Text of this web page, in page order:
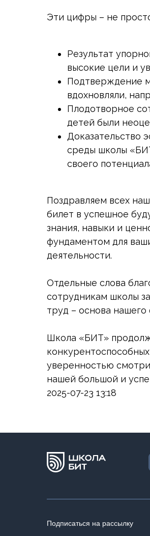
Эти цифры – не
Результат
высокие цели и
Подтверждение
вдохновляли,
Плодотворное
детей были
Доказательство
среды школы
своего
Поздравляем всех
билет в успешное
знания, навыки и
фундаментом для
деятельности.
Отдельные слова
сотрудникам школы
труд – основа нашего
Школа «БИТ»
уверенностью
нашей большой и
2025-07-23 13:18
Подписаться на рассылку